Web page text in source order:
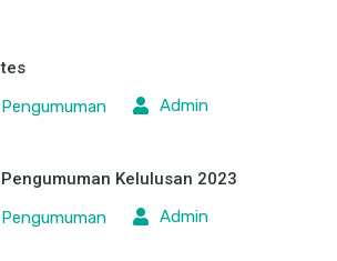
tes
Pengumuman
Admin
Pengumuman Kelulusan 2023
Pengumuman
Admin